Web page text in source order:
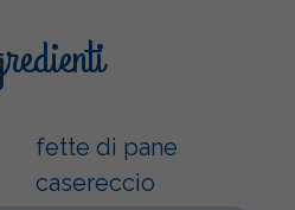
fette di pane
casereccio